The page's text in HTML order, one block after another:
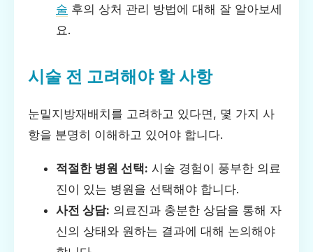
술 후의 상처 관리 방법에 대해 잘 알아보세
요.
시술 전 고려해야 할 사항
눈밑지방재배치를 고려하고 있다면, 몇 가지 사
항을 분명히 이해하고 있어야 합니다.
적절한 병원 선택: 시술 경험이 풍부한 의료
진이 있는 병원을 선택해야 합니다.
사전 상담: 의료진과 충분한 상담을 통해 자
신의 상태와 원하는 결과에 대해 논의해야